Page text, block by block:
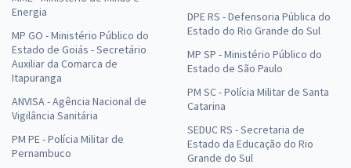
Energia
MP GO - Ministério Público do
Estado de Goiás - Secretário
Auxiliar da Comarca de
Itapuranga
ANVISA - Agência Nacional de
Vigilância Sanitária
PM PE - Polícia Militar de
Pernambuco
DPE RS - Defensoria Pública do
Estado do Rio Grande do Sul
MP SP - Ministério Público do
Estado de São Paulo
PM SC - Polícia Militar de Santa
Catarina
SEDUC RS - Secretaria de
Estado da Educação do Rio
Grande do Sul